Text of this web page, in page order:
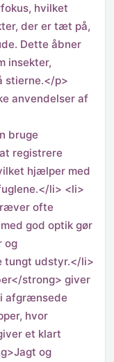
hvilket
der er tæt på,
Dette åbner
insekter,
stierne.</p>
anvendelser af
bruge
registrere
hjælper med
li> <li>
ofte
god optik gør
og
tungt udstyr.</li>
strong> giver
afgrænsede
hvor
et klart
og